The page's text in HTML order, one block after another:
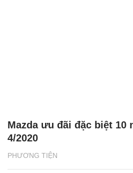
PHƯƠNG TIỆN
Mazda ưu đãi đặc biệt 10
4/2020